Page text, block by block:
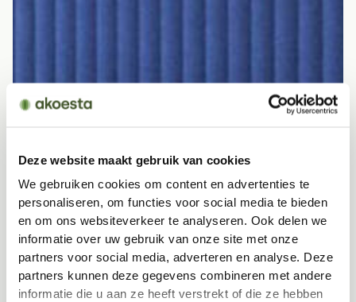
Deze website maakt gebruik van cookies
We gebruiken cookies om content en advertenties te
personaliseren, om functies voor social media te bieden
en om ons websiteverkeer te analyseren. Ook delen we
informatie over uw gebruik van onze site met onze
partners voor social media, adverteren en analyse. Deze
partners kunnen deze gegevens combineren met andere
informatie die u aan ze heeft verstrekt of die ze hebben